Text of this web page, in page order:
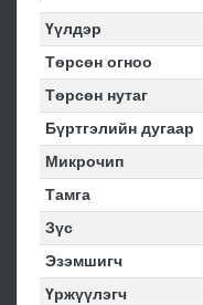
Үүлдэр
Төрсөн огноо
Төрсөн нутаг
Бүртгэлийн дугаар
Микрочип
Тамга
Зүс
Эзэмшигч
Үржүүлэгч